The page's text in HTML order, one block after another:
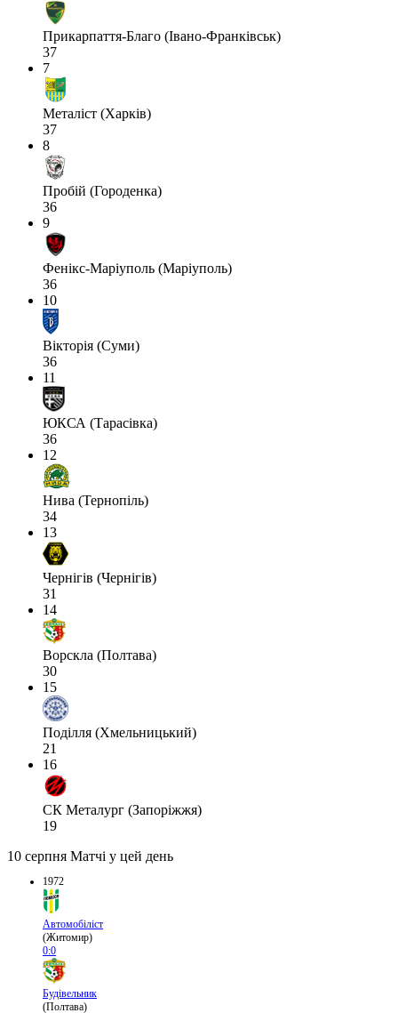
Прикарпаття-Благо (Івано-Франківськ)
37
7
Металіст (Харків)
37
8
Пробій (Городенка)
36
9
Фенікс-Маріуполь (Маріуполь)
36
10
Вікторія (Суми)
36
11
ЮКСА (Тарасівка)
36
12
Нива (Тернопіль)
34
13
Чернігів (Чернігів)
31
14
Ворскла (Полтава)
30
15
Поділля (Хмельницький)
21
16
СК Металург (Запоріжжя)
19
10 серпня Матчі у цей день
1972
Автомобіліст
(Житомир)
0:0
Будівельник
(Полтава)